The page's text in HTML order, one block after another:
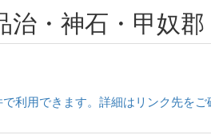
・神石・甲奴郡
利用できます。詳細はリンク先を